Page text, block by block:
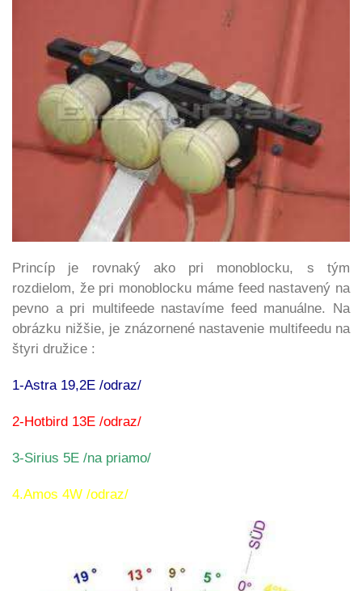
Princíp je rovnaký ako pri monoblocku, s tým
rozdielom, že pri monoblocku máme feed nastavený na
pevno a pri multifeede nastavíme feed manuálne. Na
obrázku nižšie, je znázornené nastavenie multifeedu na
štyri družice :
1-Astra 19,2E /odraz/
2-Hotbird 13E /odraz/
3-Sirius 5E /na priamo/
4.Amos 4W /odraz/